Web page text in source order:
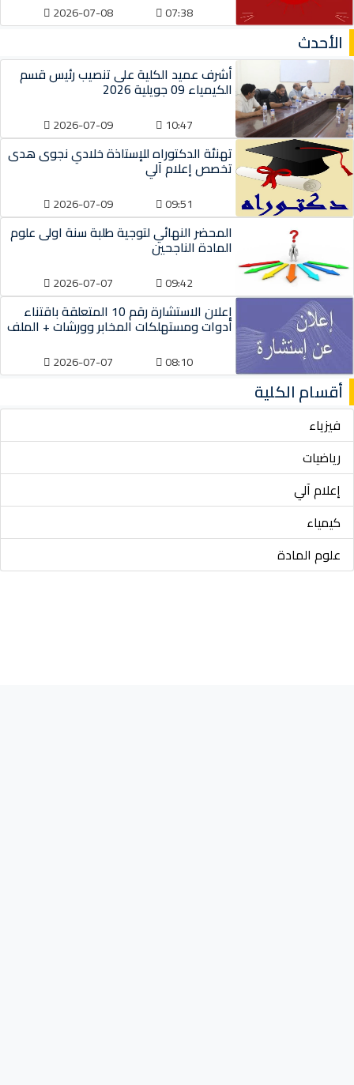
07:38
2026-07-08
الأحدث
أشرف عميد الكلية على تنصيب رئيس قسم
الكيمياء 09 جويلية 2026
10:47
2026-07-09
تهنئة الدكتوراه للإستاذة خلادي نجوى هدى
تخصص إعلام آلي
09:51
2026-07-09
المحضر النهائي لتوجية طلبة سنة اولى علوم
المادة الناجحين
09:42
2026-07-07
إعلان الاستشارة رقم 10 المتعلقة باقتناء
أدوات ومستهلكات المخابر وورشات + الملف
08:10
2026-07-07
أقسام الكلية
فيزياء
رياضيات
إعلام آلي
كيمياء
علوم المادة